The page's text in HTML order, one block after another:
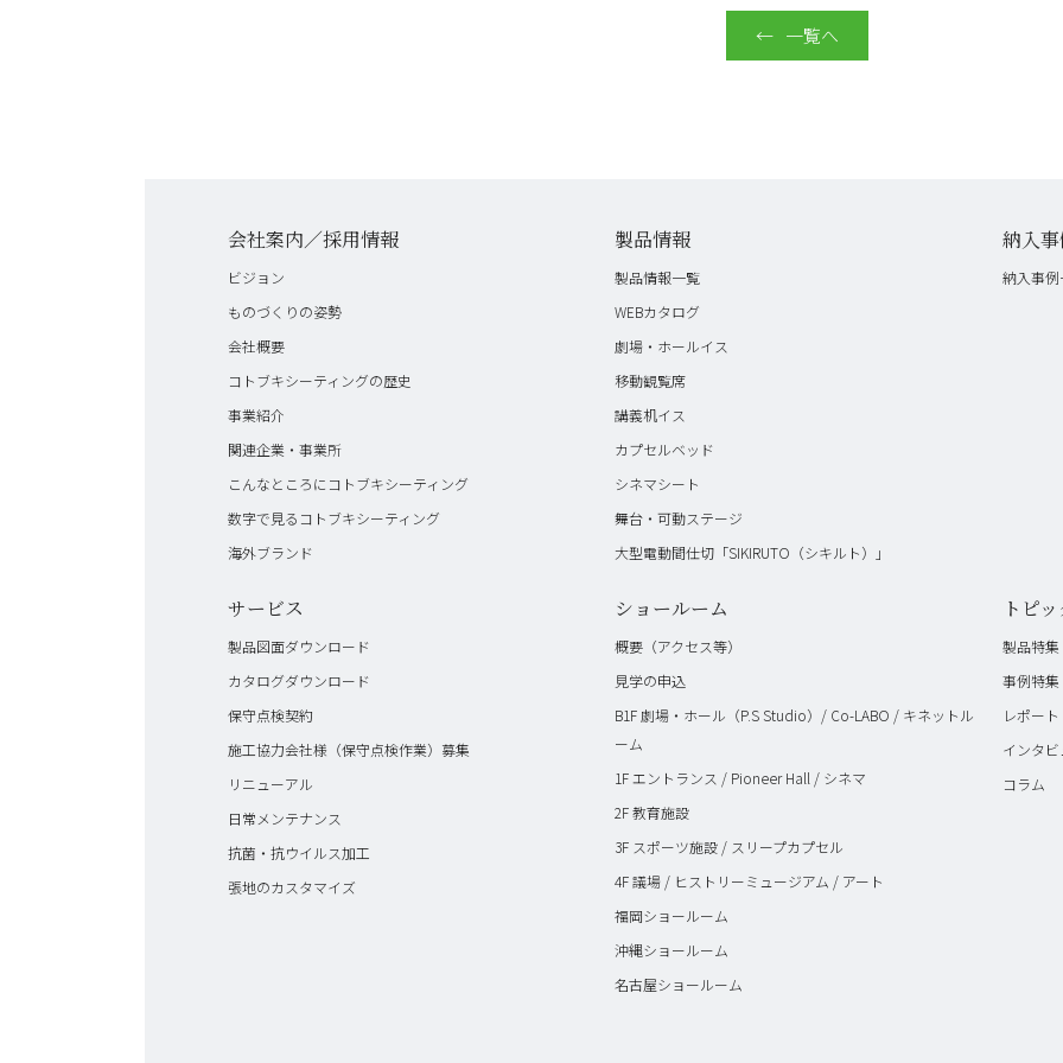
一覧へ
会社案内／採用情報
ビジョン
ものづくりの姿勢
会社概要
コトブキシーティングの歴史
事業紹介
関連企業・事業所
こんなところにコトブキシーティング
数字で見るコトブキシーティング
海外ブランド
製品情報
製品情報一覧
WEBカタログ
劇場・ホールイス
移動観覧席
講義机イス
カプセルベッド
シネマシート
舞台・可動ステージ
大型電動間仕切「SIKIRUTO（シキルト）」
納入
納入事例
サービス
製品図面ダウンロード
カタログダウンロード
保守点検契約
施工協力会社様（保守点検作業）募集
リニューアル
日常メンテナンス
抗菌・抗ウイルス加工
張地のカスタマイズ
ショールーム
概要（アクセス等）
見学の申込
B1F 劇場・ホール（P.S Studio）/ Co-LABO / キネットル
ーム
1F エントランス / Pioneer Hall / シネマ
2F 教育施設
3F スポーツ施設 / スリープカプセル
4F 議場 / ヒストリーミュージアム / アート
福岡ショールーム
沖縄ショールーム
名古屋ショールーム
トピ
製品特集
事例特集
レポート
インタ
コラム